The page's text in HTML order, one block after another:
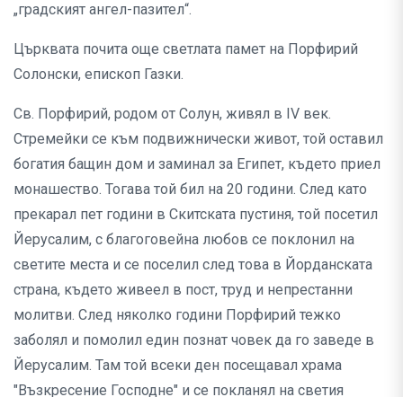
„градският ангел-пазител“.
Църквата почита още светлата памет на Порфирий
Солонски, епископ Газки.
Св. Порфирий, родом от Солун, живял в ІV век.
Стремейки се към подвижнически живот, той оставил
богатия бащин дом и заминал за Египет, където приел
монашество. Тогава той бил на 20 години. След като
прекарал пет години в Скитската пустиня, той посетил
Йерусалим, с благоговейна любов се поклонил на
светите места и се поселил след това в Йорданската
страна, където живеел в пост, труд и непрестанни
молитви. След няколко години Порфирий тежко
заболял и помолил един познат човек да го заведе в
Йерусалим. Там той всеки ден посещавал храма
"Възкресение Господне" и се покланял на светия